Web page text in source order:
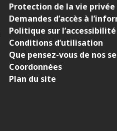
Protection de la vie privée
Demandes d’accès à
Politique sur l’accessibilité
Conditions d’utilisation
Que pensez-vous de nos
Coordonnées
Plan du site